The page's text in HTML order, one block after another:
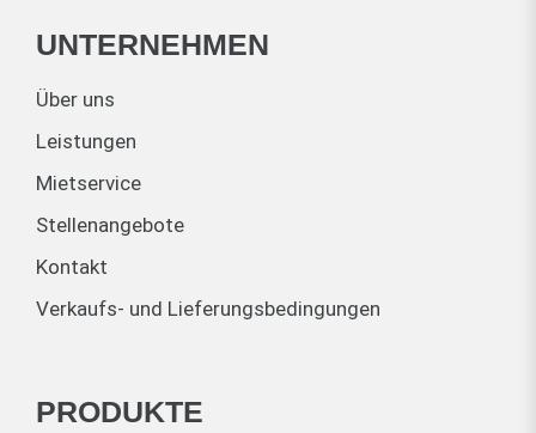
UNTERNEHMEN
Über uns
Leistungen
Mietservice
Stellenangebote
Kontakt
Verkaufs- und Lieferungsbedingungen
PRODUKTE